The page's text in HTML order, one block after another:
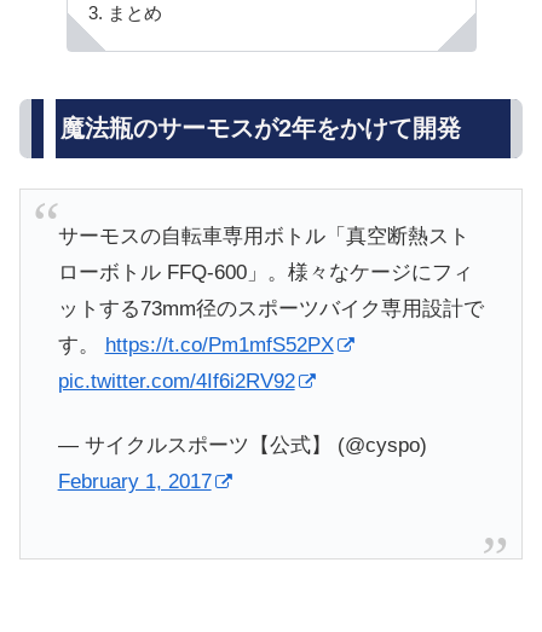
まとめ
魔法瓶のサーモスが2年をかけて開発
サーモスの自転車専用ボトル「真空断熱スト
ローボトル FFQ-600」。様々なケージにフィ
ットする73mm径のスポーツバイク専用設計で
す。 https://t.co/Pm1mfS52PX
pic.twitter.com/4If6i2RV92
— サイクルスポーツ【公式】 (@cyspo)
February 1, 2017